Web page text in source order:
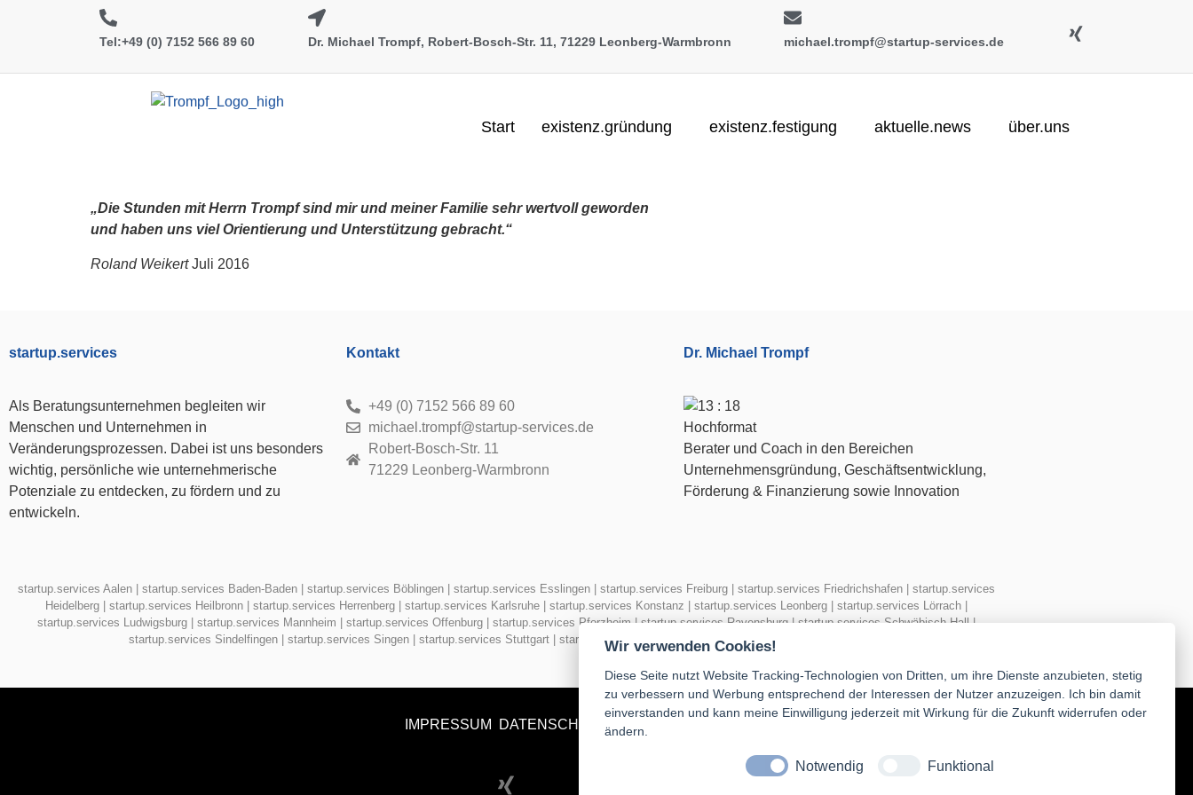
Tel:+49 (0) 7152 566 89 60 Dr. Michael Trompf, Robert-Bosch-Str. 11, 71229 Leonberg-Warmbronn michael.trompf@startup-services.de
Start existenz.gründung existenz.festigung aktuelle.news über.uns
„Die Stunden mit Herrn Trompf sind mir und meiner Familie sehr wertvoll geworden
und haben uns viel Orientierung und Unterstützung gebracht.“
Roland Weikert Juli 2016
startup.services
Als Beratungsunternehmen begleiten wir
Menschen und Unternehmen in
Veränderungsprozessen. Dabei ist uns besonders
wichtig, persönliche wie unternehmerische
Potenziale zu entdecken, zu fördern und zu
entwickeln.
Kontakt
+49 (0) 7152 566 89 60
michael.trompf@startup-services.de
Robert-Bosch-Str. 11
71229 Leonberg-Warmbronn
Dr. Michael Trompf
Berater und Coach in den Bereichen
Unternehmensgründung, Geschäftsentwicklung,
Förderung & Finanzierung sowie Innovation
startup.services Aalen| startup.services Baden-Baden| startup.services Böblingen| startup.services Esslingen| startup.services Freiburg| startup.services Friedrichshafen| startup.services
Heidelberg| startup.services Heilbronn| startup.services Herrenberg| startup.services Karlsruhe| startup.services Konstanz startup.services Leonberg| startup.services Lörrach|
startup.services Ludwigsburg| startup.services Mannheim startup.services Offenburg| startup.services Pforzheim | startup.services Ravensburg| startup.services Schwäbisch Hall|
startup.services Sindelfingen
startup.services Singen startup.services Stuttgart startup.services Ulm startup.services Villingen-Schwenningen
IMPRESSUM DATENSCHUTZ
Wir verwenden Cookies!
Diese Seite nutzt Website Tracking-Technologien von Dritten, um ihre Dienste anzubieten, stetig
zu verbessern und Werbung entsprechend der Interessen der Nutzer anzuzeigen. Ich bin damit
einverstanden und kann meine Einwilligung jederzeit mit Wirkung für die Zukunft widerrufen oder
ändern.
Notwendig Funktional